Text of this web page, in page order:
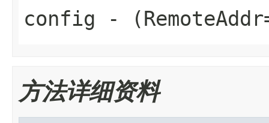
config -
方法详细资料